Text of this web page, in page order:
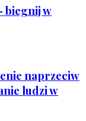
biegnij w
naprzeciw
ludzi w